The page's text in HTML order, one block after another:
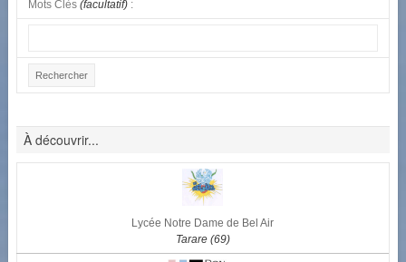
Mots Clès (facultatif):
À découvrir...
Lycée Notre Dame de Bel Air
Tarare (69)